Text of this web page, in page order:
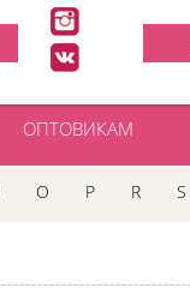
ОПТОВИКАМ
O P R S